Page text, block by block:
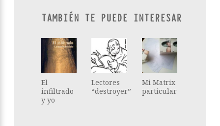
TAMBIÉN TE PUEDE INTERESAR
El
infiltrado
y yo
Lectores
“destroyer”
Mi Matrix
particular